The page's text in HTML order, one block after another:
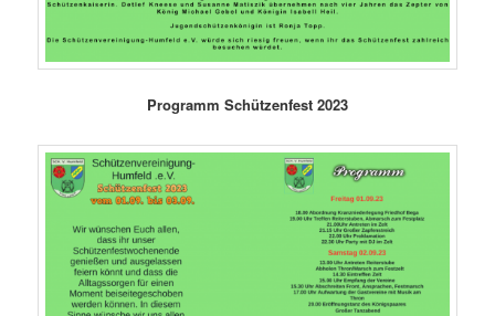
Programm Schützenfest 2023